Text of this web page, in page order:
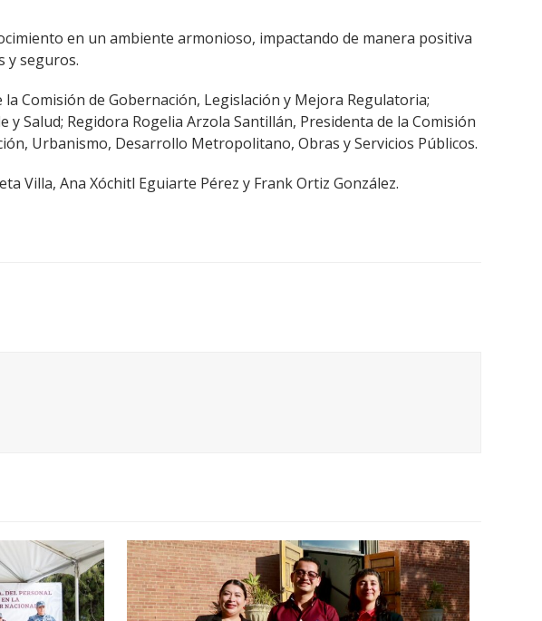
en un ambiente armonioso, impactando de manera positiva
y seguros.
Comisión de Gobernación, Legislación y Mejora Regulatoria;
Salud; Regidora Rogelia Arzola Santillán, Presidenta de la Comisión
Urbanismo, Desarrollo Metropolitano, Obras y Servicios Públicos.
Villa, Ana Xóchitl Eguiarte Pérez y Frank Ortiz González.